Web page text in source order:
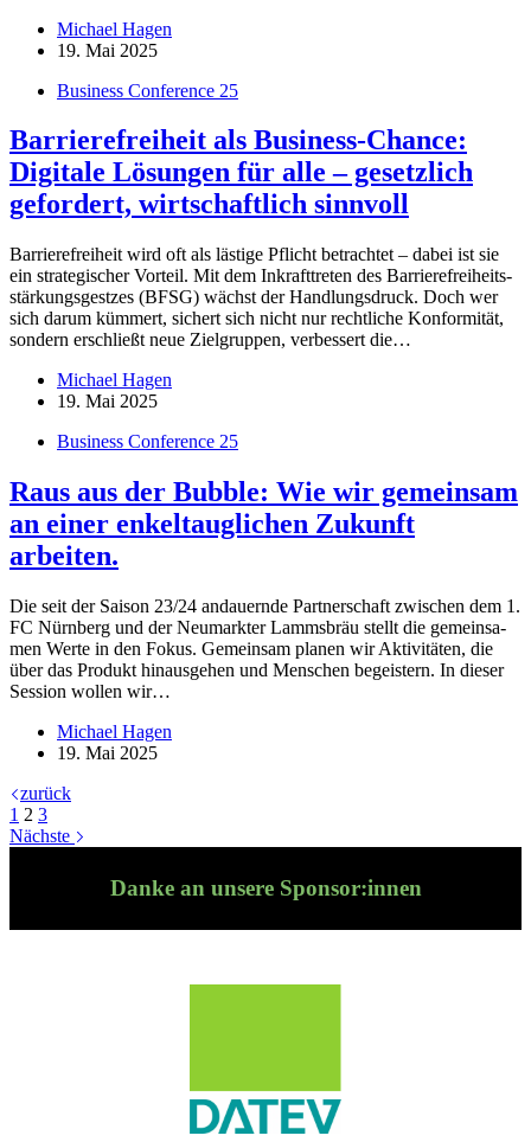
Michael Hagen
19. Mai 2025
Business Conference 25
Barrierefreiheit als Business-Chance:
Digitale Lösungen für alle – gesetzlich
gefordert, wirtschaftlich sinnvoll
Bar­rie­re­frei­heit wird oft als läs­tige Pflicht be­trach­tet – da­bei ist sie
ein stra­te­gi­scher Vor­teil. Mit dem In­kraft­tre­ten des Bar­rie­re­frei­heits­
stär­kungs­gest­zes (BFSG) wächst der Hand­lungs­druck. Doch wer
sich darum küm­mert, si­chert sich nicht nur recht­li­che Kon­for­mi­tät,
son­dern er­schließt neue Ziel­grup­pen, ver­bes­sert die…
Michael Hagen
19. Mai 2025
Business Conference 25
Raus aus der Bubble: Wie wir gemeinsam
an einer enkeltauglichen Zukunft
arbeiten.
Die seit der Sai­son 23/24 an­dau­ernde Part­ner­schaft zwi­schen dem 1.
FC Nürn­berg und der Neu­mark­ter Lamms­bräu stellt die ge­mein­sa­
men Werte in den Fo­kus. Ge­mein­sam pla­nen wir Ak­ti­vi­tä­ten, die
über das Pro­dukt hin­aus­ge­hen und Men­schen be­geis­tern. In die­ser
Ses­sion wol­len wir…
Michael Hagen
19. Mai 2025
zurück
1 2 3
Nächste
Danke an unsere Sponsor:innen